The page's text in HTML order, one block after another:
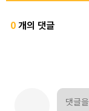
0개의 댓글